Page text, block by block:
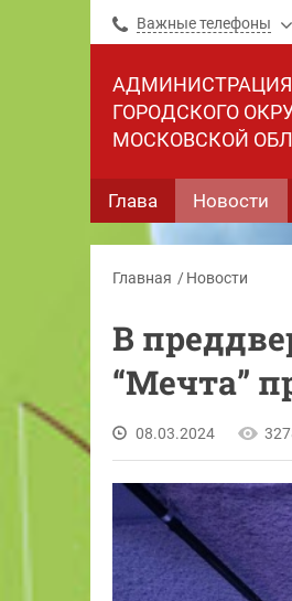
Важные телефоны
АДМИНИСТРАЦИЯ
ГОРОДСКОГО
МОСКОВСКОЙ
Глава Новости
Главная Новости
В
“Мечта”
08.03.2024